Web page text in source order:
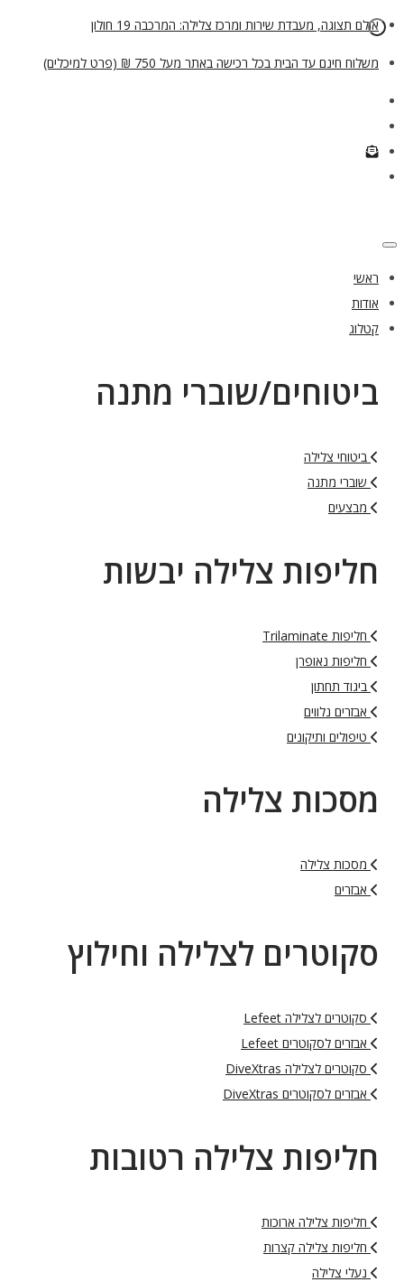
אולם תצוגה, מעבדת שירות ומרכז צלילה: המרכבה 19 חולון
משלוח חינם עד הבית בכל רכישה באתר מעל 750 ₪ (פרט למיכלים)
ראשי
אודות
קטלוג
ביטוחים/שוברי מתנה
ביטוחי צלילה
שוברי מתנה
מבצעים
חליפות צלילה יבשות
חליפות Trilaminate
חליפות נאופרן
ביגוד תחתון
אבזרים נלווים
טיפולים ותיקונים
מסכות צלילה
מסכות צלילה
אבזרים
סקוטרים לצלילה וחילוץ
סקוטרים לצלילה Lefeet
אבזרים לסקוטרים Lefeet
סקוטרים לצלילה DiveXtras
אבזרים לסקוטרים DiveXtras
חליפות צלילה רטובות
חליפות צלילה ארוכות
חליפות צלילה קצרות
נעלי צלילה